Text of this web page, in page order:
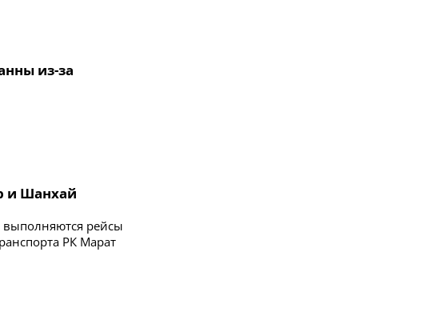
из-за
и Шанхай
рейсы
РК Марат